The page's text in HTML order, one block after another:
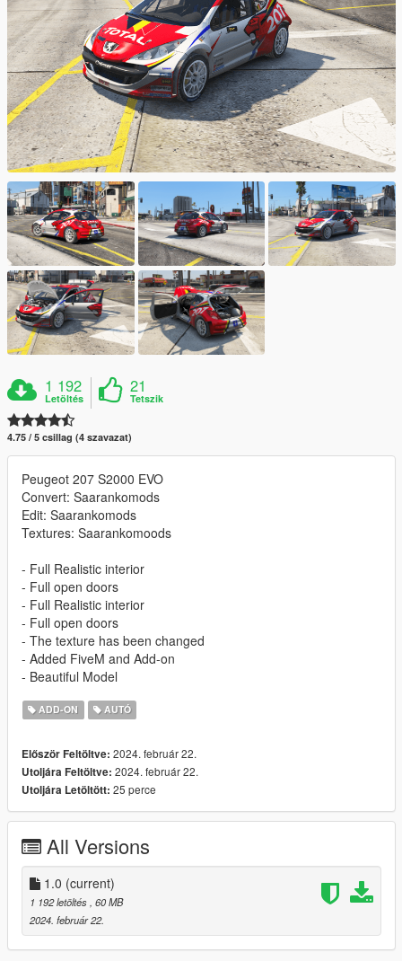
1 192
Letöltés
21
Tetszik
4.75 / 5 csillag (4 szavazat)
Peugeot 207 S2000 EVO
Convert: Saarankomods
Edit: Saarankomods
Textures: Saarankomoods
- Full Realistic interior
- Full open doors
- Full Realistic interior
- Full open doors
- The texture has been changed
- Added FiveM and Add-on
- Beautiful Model
ADD-ON AUTÓ
Először Feltöltve: 2024. február 22.
Utoljára Feltöltve: 2024. február 22.
Utoljára Letöltött: 25 perce
All Versions
1.0 (current)
1 192 letöltés, 60 MB
2024. február 22.